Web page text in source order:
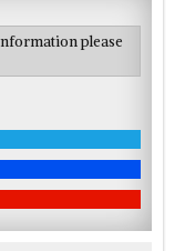
please